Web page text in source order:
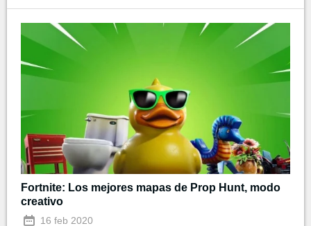
Fortnite: Los mejores mapas de Prop Hunt, modo
creativo
16 feb 2020